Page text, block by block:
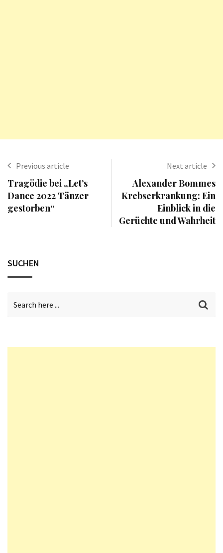
Previous article
Tragödie bei „Let’s
Dance 2022 Tänzer
gestorben“
Next article
Alexander Bommes
Krebserkrankung: Ein
Einblick in die
Gerüchte und Wahrheit
SUCHEN